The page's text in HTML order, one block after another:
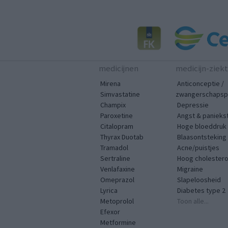
medicijnen
Mirena
Simvastatine
Champix
Paroxetine
Citalopram
Thyrax Duotab
Tramadol
Sertraline
Venlafaxine
Omeprazol
Lyrica
Metoprolol
Efexor
Metformine
medicijn-
Anticonceptie /
Depressie
Angst &
Hoge bloeddruk
Blaasontsteking
Acne/puistjes
Hoog
Migraine
Slapeloosheid
Diabetes type 2
Toon alle...